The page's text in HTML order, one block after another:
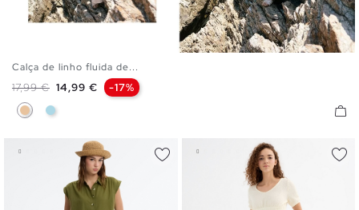
Calça de linho fluida de...
Preço normal
17,99 € Preço
14,99 € -17%
BegeAzul Claro